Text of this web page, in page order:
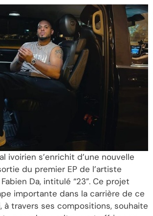
ivoirien s’enrichit d’une nouvelle
du premier EP de l’artiste
Da, intitulé “23”. Ce projet
importante dans la carrière de ce
à travers ses compositions, souhaite